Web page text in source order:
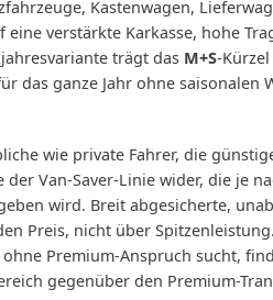
Kastenwagen,
verstärkte Karkasse, hohe
trägt das M+S-
das ganze Jahr ohne saisonalen
wie private Fahrer, die
Van-Saver-Linie wider, die je
wird. Breit abgesicherte,
Preis, nicht über
Premium-Anspruch sucht,
gegenüber den Premium-